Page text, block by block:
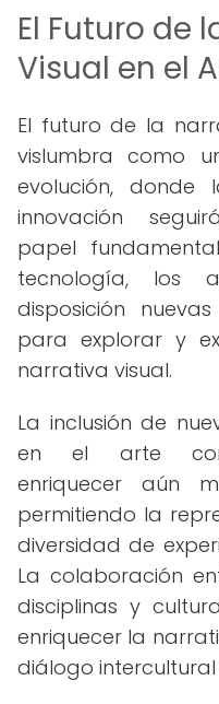
El Futuro de
Visual en el
El futuro de la
vislumbra como
evolución, donde
innovación
papel
tecnología, los
disposición
para explorar y
narrativa visual.
La inclusión de
en el arte
enriquecer aún
permitiendo la
diversidad de
La colaboración
disciplinas y
enriquecer la
diálogo